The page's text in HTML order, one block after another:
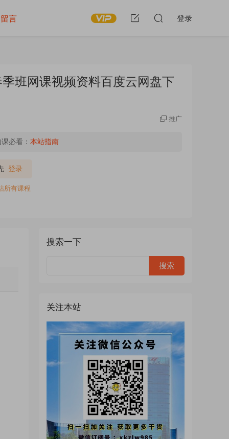
留言 登录
班网课视频资料百度云网盘下
推广
课必看： 本站指南
登录
所有课程
搜索一下
关注本站